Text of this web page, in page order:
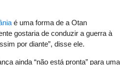
é uma forma de a Otan
gostaria de conduzir a guerra à
por diante”, disse ele.
ainda “não está pronta” para uma